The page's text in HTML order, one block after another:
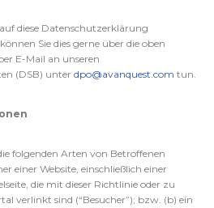
diese Datenschutzerklärung
Sie dies gerne über die oben
E-Mail an unseren
(DSB) unter dpo@avanquest.com tun.
folgenden Arten von Betroffenen
einer Website, einschließlich einer
die mit dieser Richtlinie oder zu
verlinkt sind (“Besucher”); bzw. (b) ein